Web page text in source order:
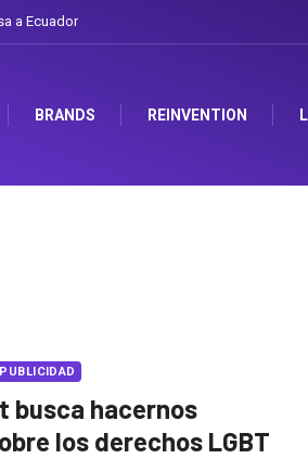
a Ecuador
BRANDS REINVENTION
PUBLICIDAD
busca hacernos
los derechos LGBT